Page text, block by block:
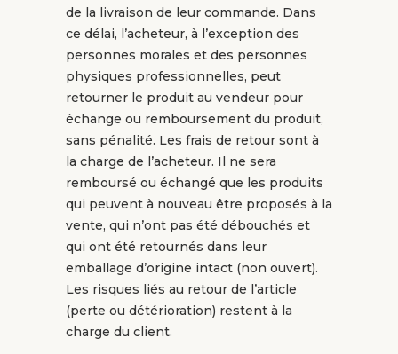
de la livraison de leur commande. Dans
ce délai, l’acheteur, à l’exception des
personnes morales et des personnes
physiques professionnelles, peut
retourner le produit au vendeur pour
échange ou remboursement du produit,
sans pénalité. Les frais de retour sont à
la charge de l’acheteur. Il ne sera
remboursé ou échangé que les produits
qui peuvent à nouveau être proposés à la
vente, qui n’ont pas été débouchés et
qui ont été retournés dans leur
emballage d’origine intact (non ouvert).
Les risques liés au retour de l’article
(perte ou détérioration) restent à la
charge du client.